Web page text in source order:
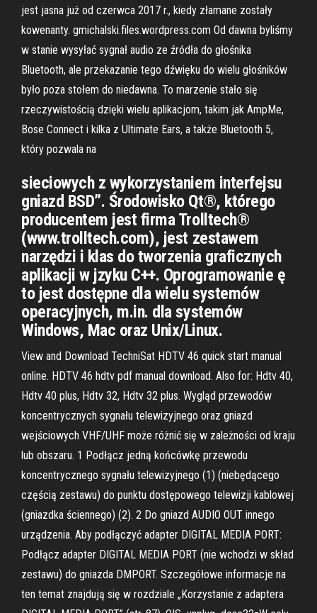
jest jasna już od czerwca 2017 r., kiedy złamane zostały
kowenanty. gmichalski.files.wordpress.com Od dawna byliśmy
w stanie wysyłać sygnał audio ze źródła do głośnika
Bluetooth, ale przekazanie tego dźwięku do wielu głośników
było poza stołem do niedawna. To marzenie stało się
rzeczywistością dzięki wielu aplikacjom, takim jak AmpMe,
Bose Connect i kilka z Ultimate Ears, a także Bluetooth 5,
który pozwala na
sieciowych z wykorzystaniem interfejsu
gniazd BSD”. Środowisko Qt®, którego
producentem jest firma Trolltech®
(www.trolltech.com), jest zestawem
narzędzi i klas do tworzenia graficznych
aplikacji w jzyku C++. Oprogramowanie ę
to jest dostępne dla wielu systemów
operacyjnych, m.in. dla systemów
Windows, Mac oraz Unix/Linux.
View and Download TechniSat HDTV 46 quick start manual
online. HDTV 46 hdtv pdf manual download. Also for: Hdtv 40,
Hdtv 40 plus, Hdtv 32, Hdtv 32 plus. Wygląd przewodów
koncentrycznych sygnału telewizyjnego oraz gniazd
wejściowych VHF/UHF może różnić się w zależności od kraju
lub obszaru. 1 Podłącz jedną końcówkę przewodu
koncentrycznego sygnału telewizyjnego (1) (niebędącego
częścią zestawu) do punktu dostępowego telewizji kablowej
(gniazdka ściennego) (2). 2 Do gniazd AUDIO OUT innego
urządzenia. Aby podłączyć adapter DIGITAL MEDIA PORT:
Podłącz adapter DIGITAL MEDIA PORT (nie wchodzi w skład
zestawu) do gniazda DMPORT. Szczegółowe informacje na
ten temat znajdują się w rozdziale „Korzystanie z adaptera